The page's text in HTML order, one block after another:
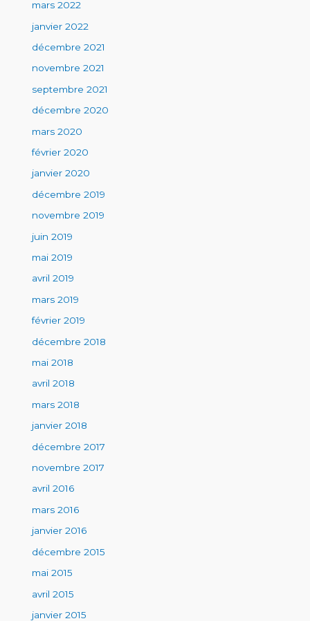
mars 2022
janvier 2022
décembre 2021
novembre 2021
septembre 2021
décembre 2020
mars 2020
février 2020
janvier 2020
décembre 2019
novembre 2019
juin 2019
mai 2019
avril 2019
mars 2019
février 2019
décembre 2018
mai 2018
avril 2018
mars 2018
janvier 2018
décembre 2017
novembre 2017
avril 2016
mars 2016
janvier 2016
décembre 2015
mai 2015
avril 2015
janvier 2015